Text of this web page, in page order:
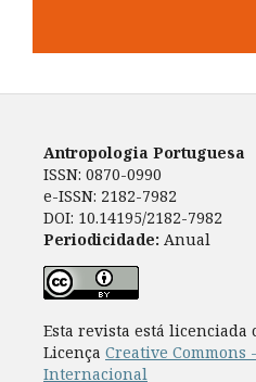
Antropologia Portuguesa
ISSN: 0870-0990
e-ISSN: 2182-7982
DOI: 10.14195/2182-7982
Periodicidade: Anual
Esta revista está licenciada
Licença Creative Commons
Internacional